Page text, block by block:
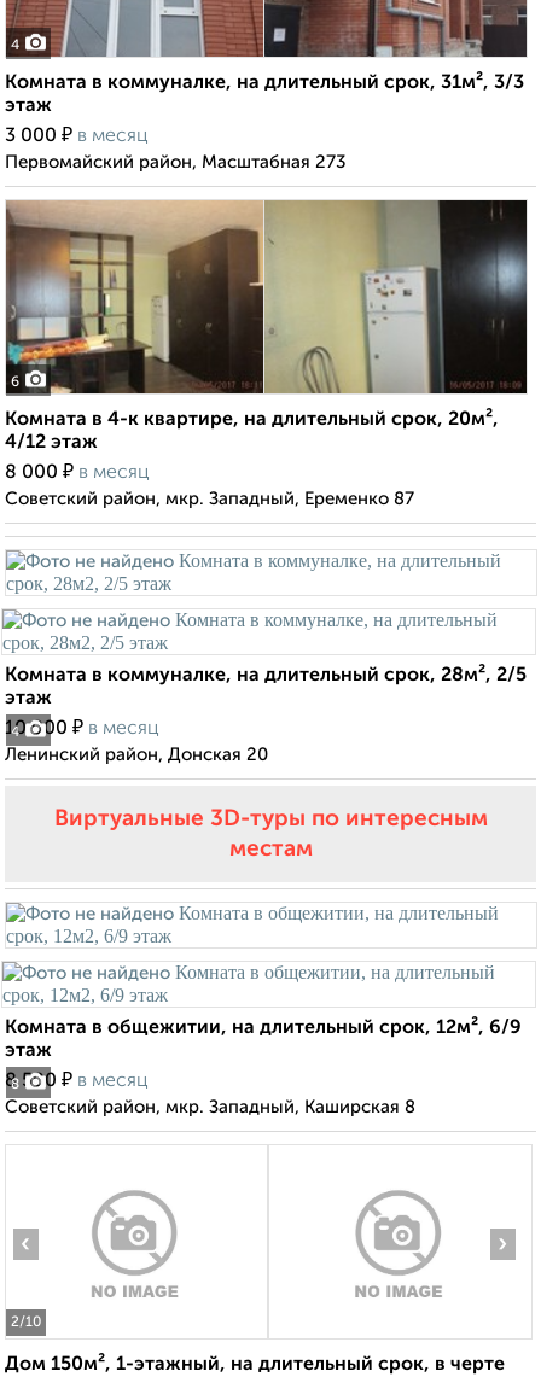
4
Комната в коммуналке, на длительный срок, 31м², 3/3
этаж
3 000 ₽ в месяц
Первомайский район, Масштабная 273
6
Комната в 4-к квартире, на длительный срок, 20м²,
4/12 этаж
8 000 ₽ в месяц
Советский район, мкр. Западный, Еременко 87
4
Комната в коммуналке, на длительный срок, 28м², 2/5
этаж
10 000 ₽ в месяц
Ленинский район, Донская 20
Виртуальные 3D-туры по интересным
местам
8
Комната в общежитии, на длительный срок, 12м², 6/9
этаж
8 500 ₽ в месяц
Советский район, мкр. Западный, Каширская 8
2/10
‹ ›
Дом 150м², 1-этажный, на длительный срок, в черте